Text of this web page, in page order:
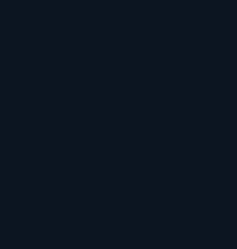
osobowych to
lub dane osobowe,
dostępnych, w
Odbiorcą Pastwa
w jego